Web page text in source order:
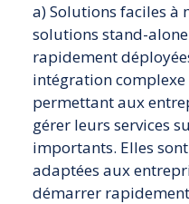
a) Solutions faciles à
solutions stand-
rapidement
intégration complexe
permettant aux
gérer leurs services
importants. Elles
adaptées aux
démarrer